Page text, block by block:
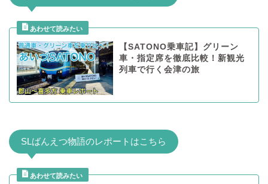
【SATONO乗車記】グリーン
車・指定席を徹底比較！新観光
列車で行く会津の旅
SLばんえつ物語のレポートはこちら